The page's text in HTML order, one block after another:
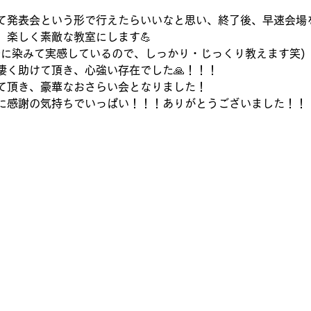
発表会という形で行えたらいいなと思い、終了後、早速会
楽しく素敵な教室にします💪
染みて実感しているので、しっかり・じっくり教えます笑)
く助けて頂き、心強い存在でした🙏！！！
頂き、豪華なおさらい会となりました！
感謝の気持ちでいっぱい！！！ありがとうございました！！